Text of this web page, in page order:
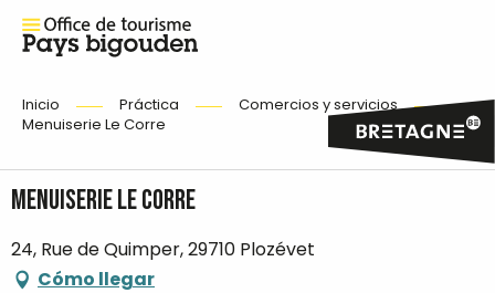
Inicio Práctica
Comercios y servicios
Menuiserie Le Corre
Menuiserie Le Corre
24, Rue de Quimper, 29710 Plozévet
Cómo llegar